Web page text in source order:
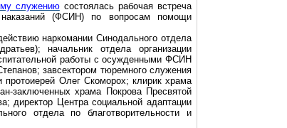
служениюсостоялась рабочая встреча
(ФСИН) по вопросам помощи
наркомании Синодального отдела
начальник отдела организации
работы с осужденными ФСИН
завсектором тюремного служения
Олег Скоморох; клирик храма
заключенных храма Покрова Пресвятой
директор Центра социальной адаптации
отдела по благотворительности и